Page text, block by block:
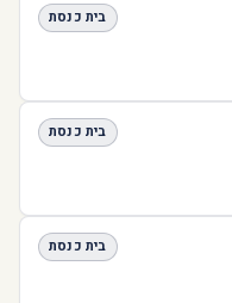
בית כנסת
בית כנסת
בית כנסת